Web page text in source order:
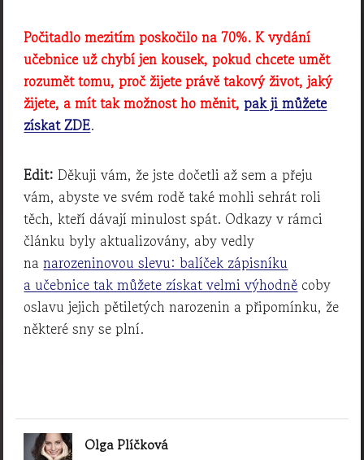
Počitadlo mezitím poskočilo na 70%. K vydání
učebnice už chybí jen kousek, pokud chcete umět
rozumět tomu, proč žijete právě takový život, jaký
žijete, a mít tak možnost ho měnit,pak ji můžete
získat ZDE.
Edit: Děkuji vám, že jste dočetli až sem a přeju
vám, abyste ve svém rodě také mohli sehrát roli
těch, kteří dávají minulost spát. Odkazy v rámci
článku byly aktualizovány, aby vedly
nanarozeninovou slevu: balíček zápisníku
a učebnice tak můžete získat velmi výhodně coby
oslavu jejich pětiletých narozenin a připomínku, že
některé sny se plní.
Olga Plíčková